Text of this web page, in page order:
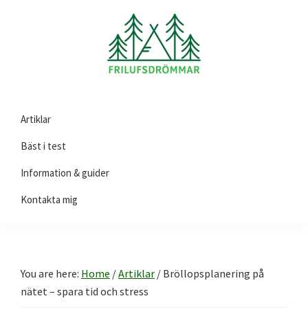
hittar
du
och
tips
ditt
friluftsliv!
Artiklar
Bäst i test
Information & guider
Kontakta mig
You are here: Home /Artiklar / Bröllopsplanering på
nätet – spara tid och stress